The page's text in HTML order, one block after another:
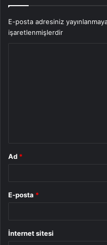
E-posta adresiniz
işaretlenmişlerdir
Ad *
E-posta *
İnternet sitesi